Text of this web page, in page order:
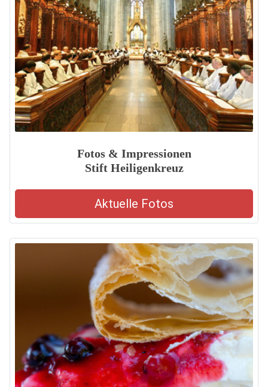
Fotos & Impressionen
Stift Heiligenkreuz
Aktuelle Fotos